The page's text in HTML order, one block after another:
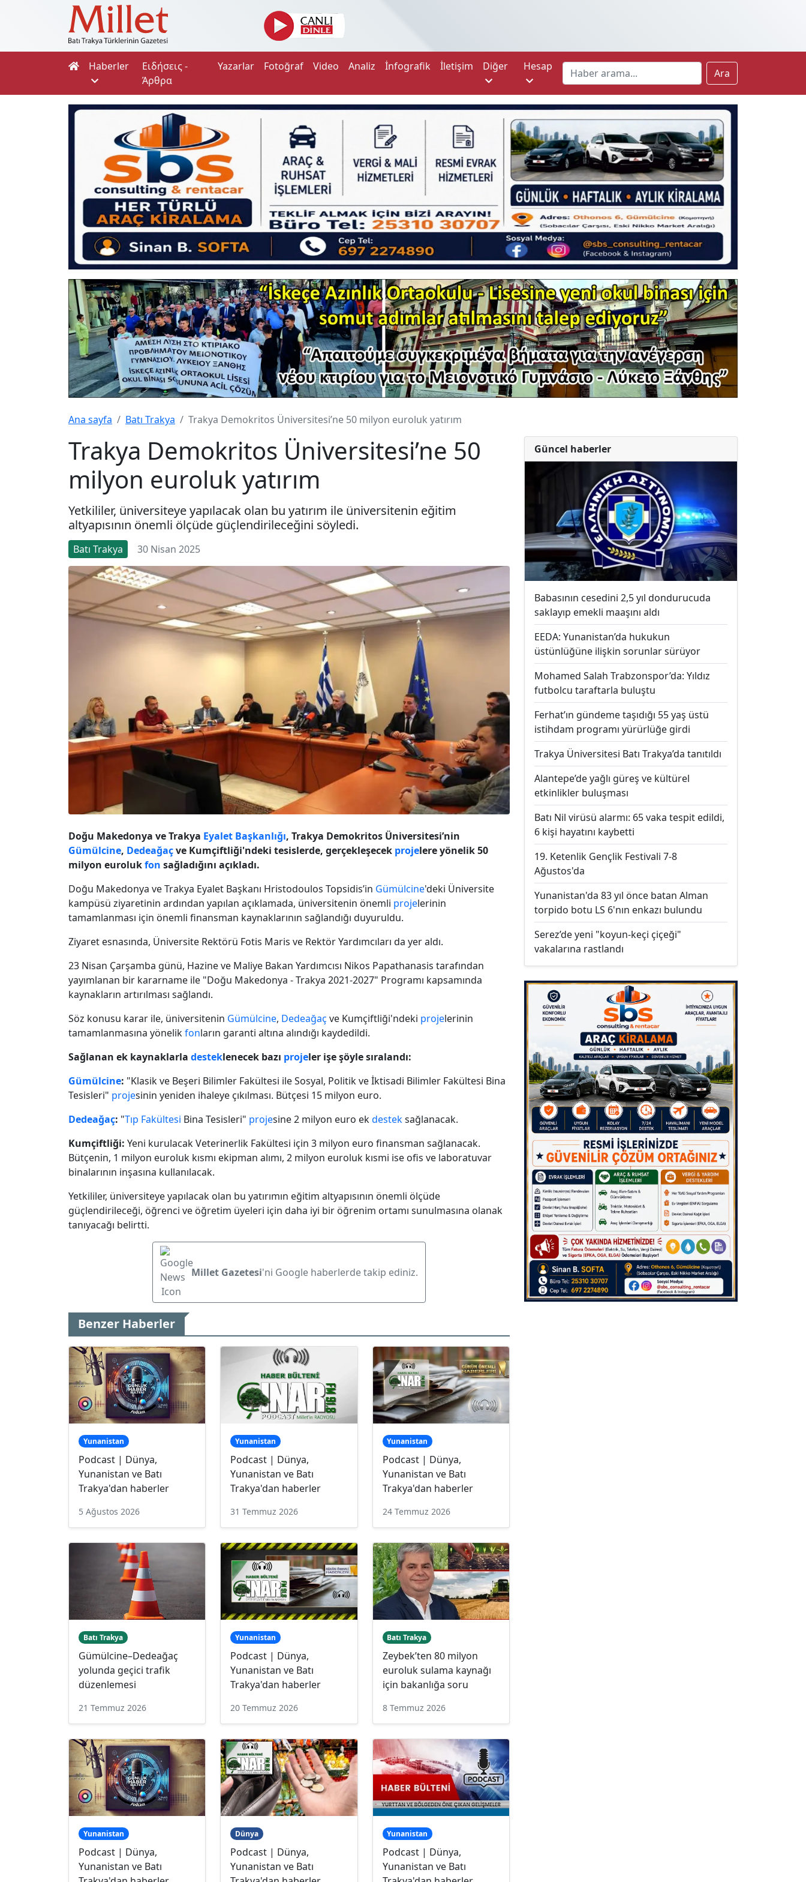
Haberler
Ειδήσεις -
Άρθρα
Yazarlar Fotoğraf Video Analiz İnfografik İletişim Diğer Hesap
Ara
Ana sayfa Batı Trakya Trakya Demokritos Üniversitesi’ne 50 milyon euroluk yatırım
Trakya Demokritos Üniversitesi’ne 50
milyon euroluk yatırım
Yetkililer, üniversiteye yapılacak olan bu yatırım ile üniversitenin eğitim
altyapısının önemli ölçüde güçlendirileceğini söyledi.
Batı Trakya 30 Nisan 2025
Doğu Makedonya ve Trakya Eyalet Başkanlığı, Trakya Demokritos Üniversitesi’nin
Gümülcine, Dedeağaçve Kumçiftliği'ndeki tesislerde, gerçekleşecek projelere yönelik 50
milyon eurolukfon sağladığını açıkladı.
Doğu Makedonya ve Trakya Eyalet Başkanı Hristodoulos Topsidis’in Gümülcine'deki Üniversite
kampüsü ziyaretinin ardından yapılan açıklamada, üniversitenin önemli projelerinin
tamamlanması için önemli finansman kaynaklarının sağlandığı duyuruldu.
Ziyaret esnasında, Üniversite Rektörü Fotis Maris ve Rektör Yardımcıları da yer aldı.
23 Nisan Çarşamba günü, Hazine ve Maliye Bakan Yardımcısı Nikos Papathanasis tarafından
yayımlanan bir kararname ile "Doğu Makedonya - Trakya 2021-2027" Programı kapsamında
kaynakların artırılması sağlandı.
Söz konusu karar ile, üniversitenin Gümülcine, Dedeağaç ve Kumçiftliği'ndeki projelerinin
tamamlanmasına yönelikfonların garanti altına alındığı kaydedildi.
Sağlanan ek kaynaklarla desteklenecek bazı projeler işe şöyle sıralandı:
Gümülcine: "Klasik ve Beşeri Bilimler Fakültesi ile Sosyal, Politik ve İktisadi Bilimler Fakültesi Bina
Tesisleri" projesinin yeniden ihaleye çıkılması. Bütçesi 15 milyon euro.
Dedeağaç: "Tıp Fakültesi Bina Tesisleri" projesine 2 milyon euro ekdesteksağlanacak.
Kumçiftliği: Yeni kurulacak Veterinerlik Fakültesi için 3 milyon euro finansman sağlanacak.
Bütçenin, 1 milyon euroluk kısmı ekipman alımı, 2 milyon euroluk kısmi ise ofis ve laboratuvar
binalarının inşasına kullanılacak.
Yetkililer, üniversiteye yapılacak olan bu yatırımın eğitim altyapısının önemli ölçüde
güçlendirileceği, öğrenci ve öğretim üyeleri için daha iyi bir öğrenim ortamı sunulmasına olanak
tanıyacağı belirtti.
Millet Gazetesi'ni Google haberlerde takip ediniz.
Benzer Haberler
Yunanistan
Podcast | Dünya,
Yunanistan ve Batı
Trakya'dan haberler
5 Ağustos 2026
Yunanistan
Podcast | Dünya,
Yunanistan ve Batı
Trakya'dan haberler
31 Temmuz 2026
Yunanistan
Podcast | Dünya,
Yunanistan ve Batı
Trakya'dan haberler
24 Temmuz 2026
Batı Trakya
Gümülcine–Dedeağaç
yolunda geçici trafik
düzenlemesi
21 Temmuz 2026
Yunanistan
Podcast | Dünya,
Yunanistan ve Batı
Trakya'dan haberler
20 Temmuz 2026
Batı Trakya
Zeybek’ten 80 milyon
euroluk sulama kaynağı
için bakanlığa soru
8 Temmuz 2026
Yunanistan
Podcast | Dünya,
Yunanistan ve Batı
Dünya
Podcast | Dünya,
Yunanistan ve Batı
Yunanistan
Podcast | Dünya,
Yunanistan ve Batı
Güncel haberler
Babasının cesedini 2,5 yıl dondurucuda
saklayıp emekli maaşını aldı
EEDA: Yunanistan’da hukukun
üstünlüğüne ilişkin sorunlar sürüyor
Mohamed Salah Trabzonspor’da: Yıldız
futbolcu taraftarla buluştu
Ferhat’ın gündeme taşıdığı 55 yaş üstü
istihdam programı yürürlüğe girdi
Trakya Üniversitesi Batı Trakya’da tanıtıldı
Alantepe’de yağlı güreş ve kültürel
etkinlikler buluşması
Batı Nil virüsü alarmı: 65 vaka tespit edildi,
6 kişi hayatını kaybetti
19. Ketenlik Gençlik Festivali 7-8
Ağustos'da
Yunanistan'da 83 yıl önce batan Alman
torpido botu LS 6'nın enkazı bulundu
Serez’de yeni "koyun-keçi çiçeği"
vakalarına rastlandı